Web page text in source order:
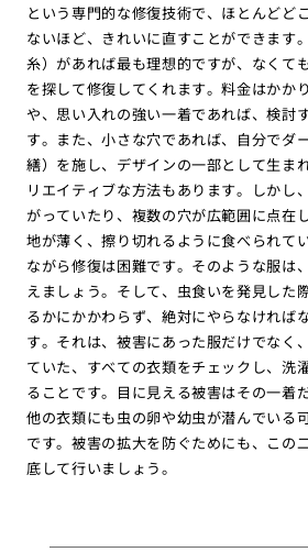
という専門的な修復技術で、ほとんどど
ないほど、きれいに直すことができます
糸）があれば最も理想的ですが、なくて
を探して修復してくれます。料金はかか
や、思い入れの強い一着であれば、検討
す。また、小さな穴であれば、自分でダ
繕）を施し、デザインの一部として生ま
リエイティブな方法もあります。しかし
がっていたり、複数の穴が広範囲に点在
地が薄く、擦り切れるように食べられて
ながら修復は困難です。そのような服は
えましょう。そして、虫食いを発見した
るかにかかわらず、絶対にやらなければ
す。それは、被害にあった服だけでなく
ていた、すべての衣類をチェックし、洗
ることです。目に見える被害はその一着
他の衣類にも虫の卵や幼虫が潜んでいる
です。被害の拡大を防ぐためにも、この
底して行いましょう。